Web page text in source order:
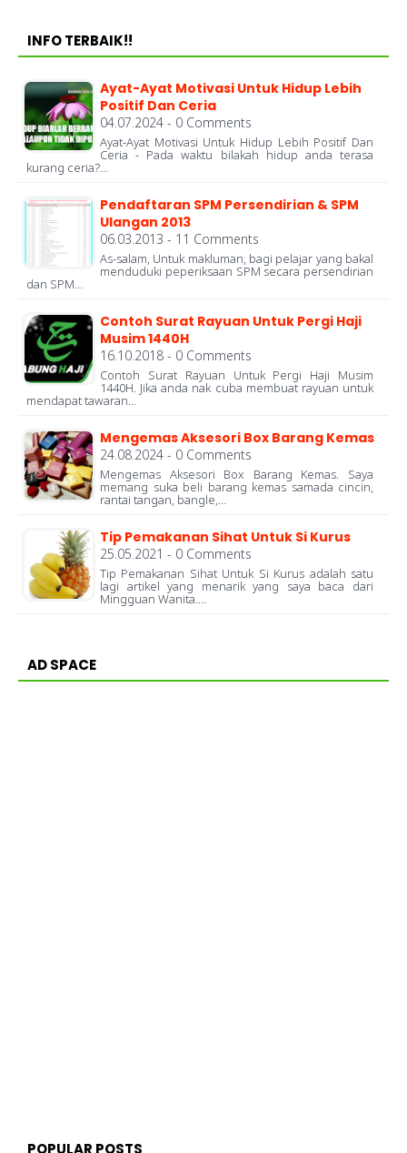
INFO TERBAIK!!
Ayat-Ayat Motivasi Untuk Hidup Lebih
Positif Dan Ceria
04.07.2024 - 0 Comments
Ayat-Ayat Motivasi Untuk Hidup Lebih Positif Dan
Ceria - Pada waktu bilakah hidup anda terasa
kurang ceria?…
Pendaftaran SPM Persendirian & SPM
Ulangan 2013
06.03.2013 - 11 Comments
As-salam, Untuk makluman, bagi pelajar yang bakal
menduduki peperiksaan SPM secara persendirian
dan SPM…
Contoh Surat Rayuan Untuk Pergi Haji
Musim 1440H
16.10.2018 - 0 Comments
Contoh Surat Rayuan Untuk Pergi Haji Musim
1440H. Jika anda nak cuba membuat rayuan untuk
mendapat tawaran…
Mengemas Aksesori Box Barang Kemas
24.08.2024 - 0 Comments
Mengemas Aksesori Box Barang Kemas. Saya
memang suka beli barang kemas samada cincin,
rantai tangan, bangle,…
Tip Pemakanan Sihat Untuk Si Kurus
25.05.2021 - 0 Comments
Tip Pemakanan Sihat Untuk Si Kurus adalah satu
lagi artikel yang menarik yang saya baca dari
Mingguan Wanita.…
AD SPACE
POPULAR POSTS